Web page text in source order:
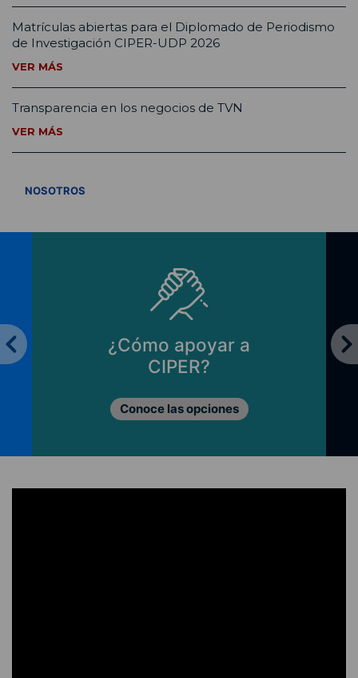
Matrículas abiertas para el Diplomado de Periodismo
de Investigación CIPER-UDP 2026
VER MÁS
Transparencia en los negocios de TVN
VER MÁS
NOSOTROS
¿Cómo apoyar a
CIPER?
Conoce las opciones